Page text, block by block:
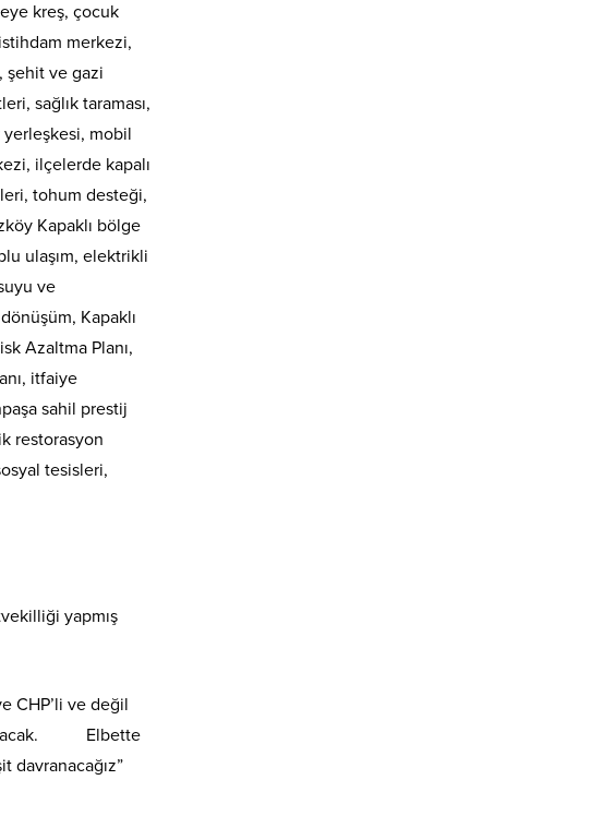
kreş, çocuk
merkezi,
şehit ve gazi
sağlık taraması,
yerleşkesi, mobil
ilçelerde kapalı
tohum desteği,
Kapaklı bölge
ulaşım, elektrikli
ve
Kapaklı
Azaltma Planı,
itfaiye
sahil prestij
restorasyon
tesisleri,
yapmış
CHP’li ve değil
olacak. Elbette
davranacağız”